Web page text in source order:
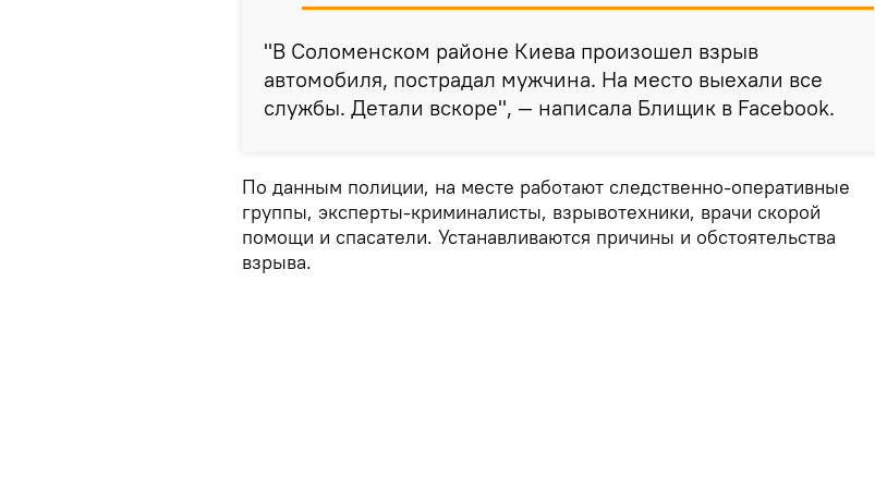
"В Соломенском районе Киева произошел взрыв
автомобиля, пострадал мужчина. На место выехали все
службы. Детали вскоре", — написала Блищик в Facebook.
По данным полиции, на месте работают следственно-оперативные
группы, эксперты-криминалисты, взрывотехники, врачи скорой
помощи и спасатели. Устанавливаются причины и обстоятельства
взрыва.